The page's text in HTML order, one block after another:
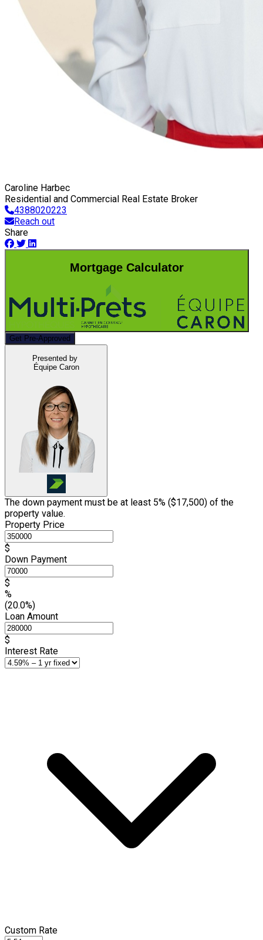
Caroline Harbec
Residential and Commercial Real Estate Broker
4388020223
Reach out
Share
Mortgage Calculator
Get Pre-Approved
Presented by
Équipe Caron
The down payment must be at least 5% ($17,500) of the
property value.
Property Price
$
Down Payment
$
%
(20.0%)
Loan Amount
$
Interest Rate
Custom Rate